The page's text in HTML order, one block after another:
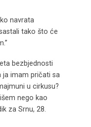
navrata
tako što će
bezbjednosti
ja imam pričati sa
u cirkusu?
nego kao
za Srnu, 28.